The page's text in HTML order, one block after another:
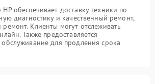
обеспечивает доставку техники по
диагностику и качественный ремонт,
Клиенты могут отслеживать
Также предоставляется
обслуживание для продления срока